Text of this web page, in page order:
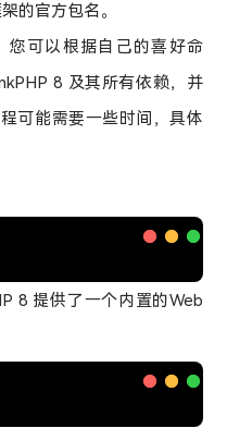
的官方包名。
您可以根据自己的喜好命
8 及其所有依赖，并
可能需要一些时间，具体
8 提供了一个内置的Web